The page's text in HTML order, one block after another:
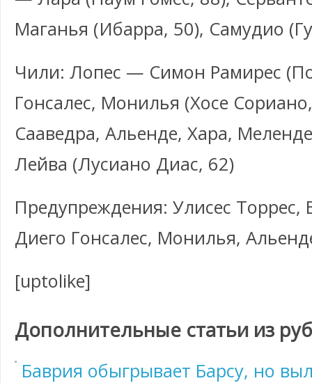
Маганья (Ибарра, 50), Самудио
Чили: Лопес — Симон Рамирес
Гонсалес, Монилья (Хосе
Сааведра, Альенде, Хара,
Лейва (Лусиано Диас, 62)
Предупреждения: Улисес
Диего Гонсалес, Монилья,
[uptolike]
Дополнительные статьи из
Баврия обыгрывает Барсу, но